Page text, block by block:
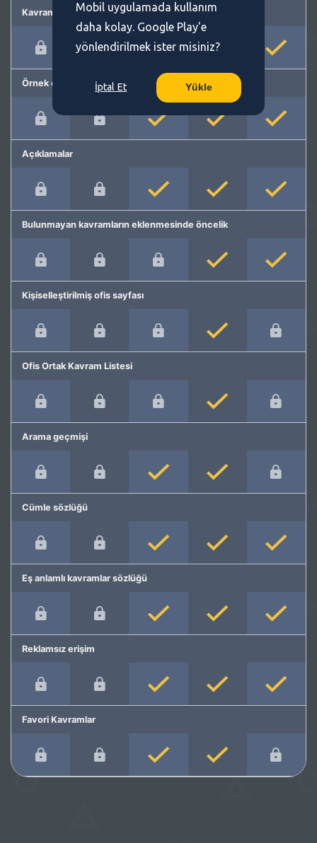
Kavram önerme
Örnek cümleler
Açıklamalar
Bulunmayan kavramların eklenmesinde öncelik
Kişiselleştirilmiş ofis sayfası
Ofis Ortak Kavram Listesi
Arama geçmişi
Cümle sözlüğü
Eş anlamlı kavramlar sözlüğü
Reklamsız erişim
Favori Kavramlar
Mobil uygulamada kullanım
daha kolay. Google Play'e
yönlendirilmek ister misiniz?
İptal Et Yükle